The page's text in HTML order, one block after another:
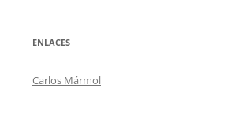
ENLACES
Carlos Mármol